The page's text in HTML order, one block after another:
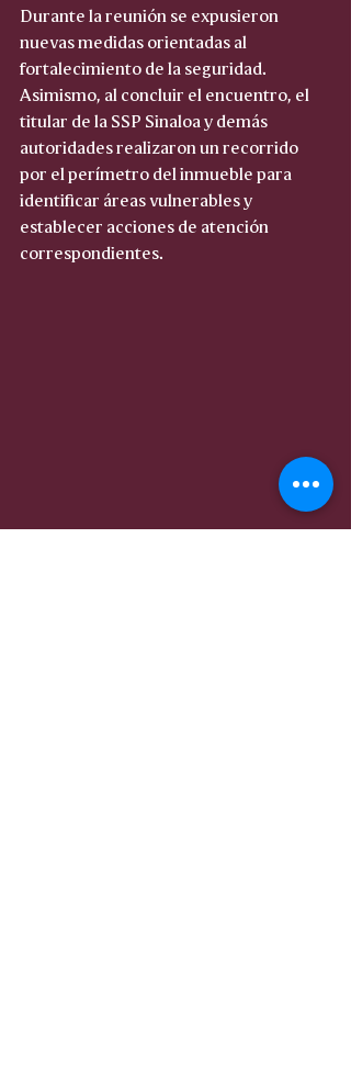
Durante la reunión se expusieron
nuevas medidas orientadas al
fortalecimiento de la seguridad.
Asimismo, al concluir el encuentro, el
titular de la SSP Sinaloa y demás
autoridades realizaron un recorrido
por el perímetro del inmueble para
identificar áreas vulnerables y
establecer acciones de atención
correspondientes.